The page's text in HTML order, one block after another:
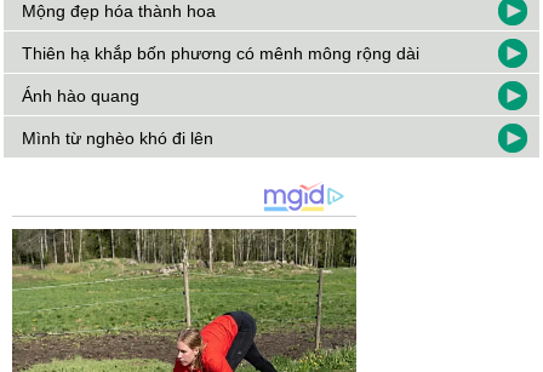
Mộng đẹp hóa thành hoa
Thiên hạ khắp bốn phương có mênh mông rộng dài
Ánh hào quang
Mình từ nghèo khó đi lên